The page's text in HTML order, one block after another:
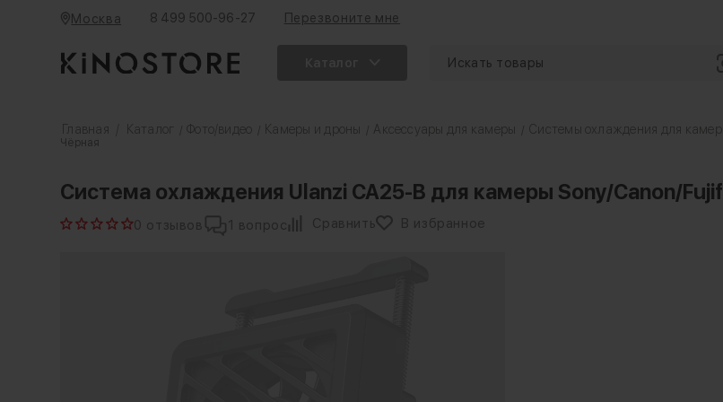
Москва 8 499 500-96-27 Перезвоните мне
Главная Каталог Фото/видео Камеры и дроны Аксессуары для камеры Системы охлаждения для
Чёрная
Система охлаждения Ulanzi CA25-B для камеры Sony/Canon/
0 отзывов 1 вопрос Сравнить В избранное